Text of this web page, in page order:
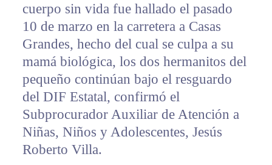
cuerpo sin vida fue hallado el pasado
10 de marzo en la carretera a Casas
Grandes, hecho del cual se culpa a su
mamá biológica, los dos hermanitos del
pequeño continúan bajo el resguardo
del DIF Estatal, confirmó el
Subprocurador Auxiliar de Atención a
Niñas, Niños y Adolescentes, Jesús
Roberto Villa.